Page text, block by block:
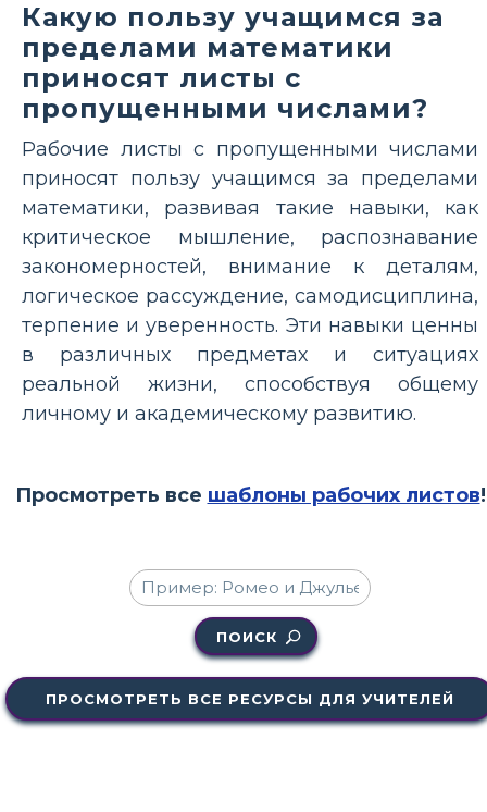
Какую пользу учащимся за
пределами математики
приносят листы с
пропущенными числами?
Рабочие листы с пропущенными числами
приносят пользу учащимся за пределами
математики, развивая такие навыки, как
критическое мышление, распознавание
закономерностей, внимание к деталям,
логическое рассуждение, самодисциплина,
терпение и уверенность. Эти навыки ценны
в различных предметах и ​​ситуациях
реальной жизни, способствуя общему
личному и академическому развитию.
Просмотреть все шаблоны рабочих листов!
ПОИСК
ПРОСМОТРЕТЬ ВСЕ РЕСУРСЫ ДЛЯ УЧИТЕЛЕЙ